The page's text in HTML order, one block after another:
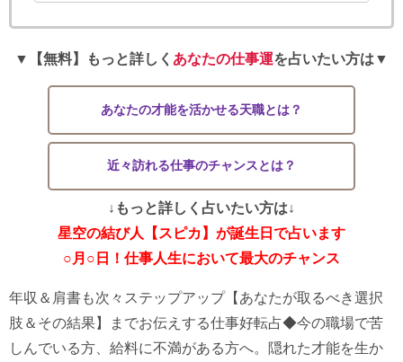
▼【無料】もっと詳しく あなたの仕事運を占いたい方は▼
あなたの才能を活かせる天職とは？
近々訪れる仕事のチャンスとは？
↓もっと詳しく占いたい方は↓
星空の結び人【スピカ】が誕生日で占います
○月○日！仕事人生において最大のチャンス
年収＆肩書も次々ステップアップ【あなたが取るべき選択
肢＆その結果】までお伝えする仕事好転占◆今の職場で苦
しんでいる方、給料に不満がある方へ。隠れた才能を生か